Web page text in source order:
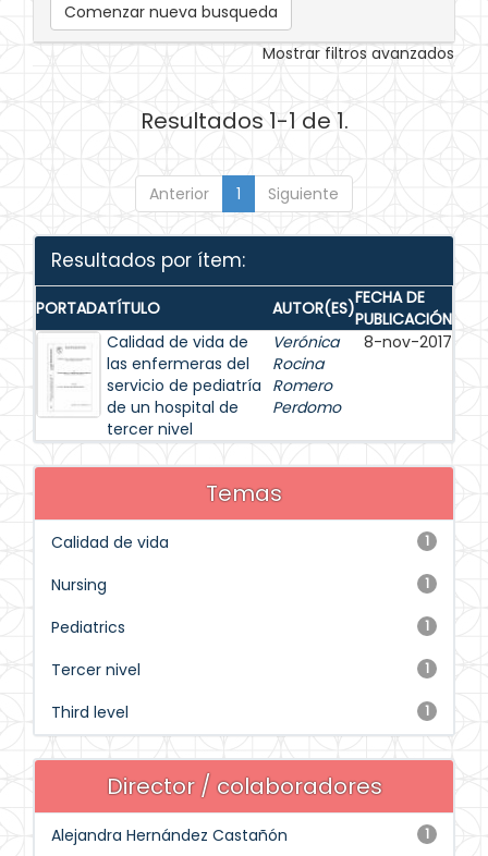
Comenzar nueva busqueda
Mostrar filtros avanzados
Resultados 1-1 de 1.
Anterior 1 Siguiente
Resultados por ítem:
PORTADATÍTULO AUTOR(ES)FECHA DE
PUBLICACIÓN
Calidad de vida de
las enfermeras del
servicio de pediatría
de un hospital de
tercer nivel
Verónica
Rocina
Romero
Perdomo
8-nov-2017
Temas
1
Calidad de vida
1
Nursing
1
Pediatrics
1
Tercer nivel
1
Third level
Director / colaboradores
1
Alejandra Hernández Castañón